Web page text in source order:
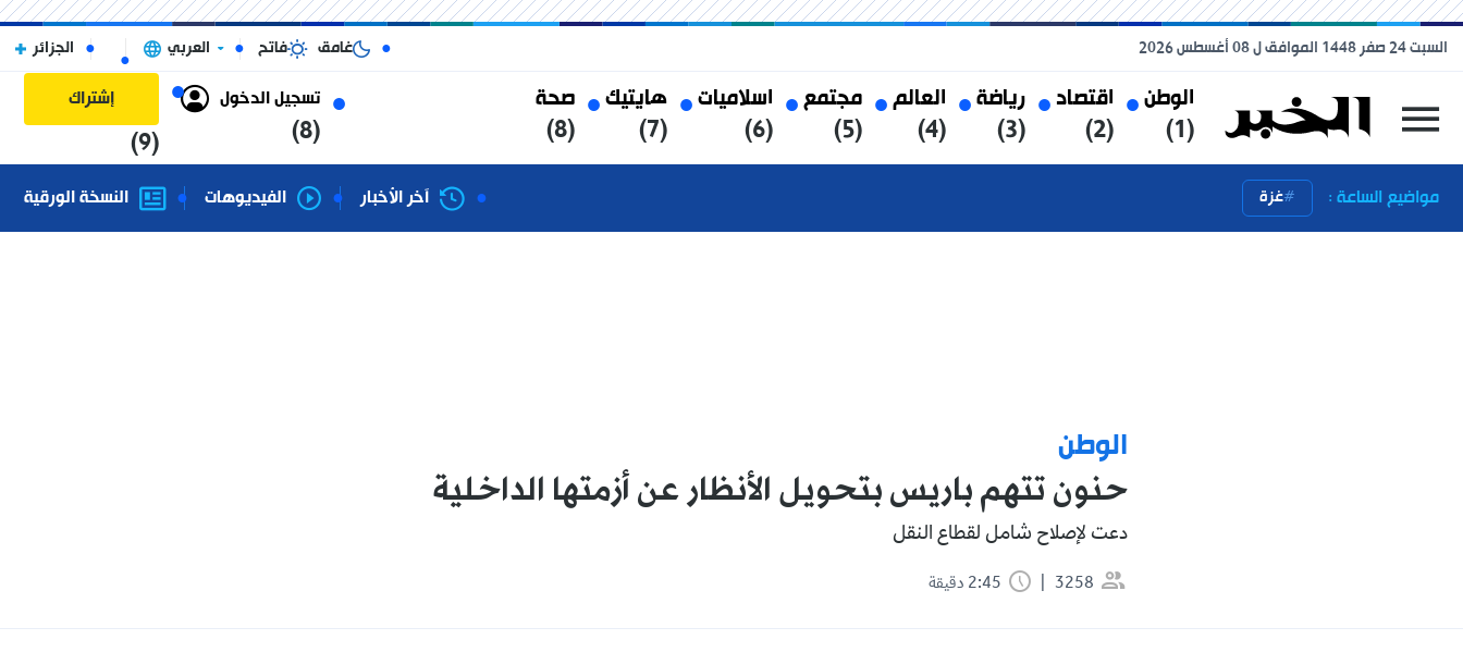
الوطن
(1)
اقتصاد
(2)
رياضة
(3)
العالم
(4)
مجتمع
(5)
اسلاميات
(6)
هايتيك
(7)
صحة
(8)
تسجيل الدخول
(8)
إشتراك
(9)
السبت 24 صفر 1448 الموافق ل 08 أغسطس 2026 غامق فاتح العربي الجزائر
مواضيع الساعة : غزة آخر الأخبار الفيديوهات النسخة الورقية
الوطن
حنون تتهم باريس بتحويل الأنظار عن أزمتها الداخلية
دعت لإصلاح شامل لقطاع النقل
3258